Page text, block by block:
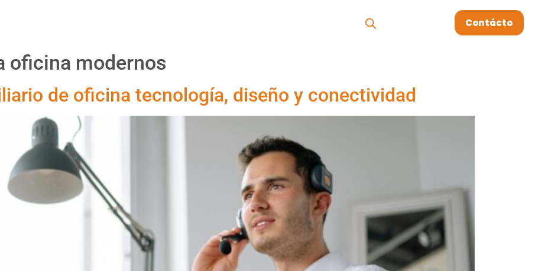
Contácto
oficina modernos
de oficina tecnología, diseño y conectividad